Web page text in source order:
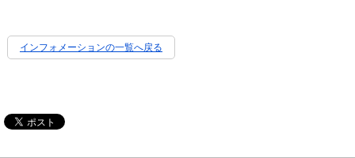
インフォメーションの一覧へ戻る